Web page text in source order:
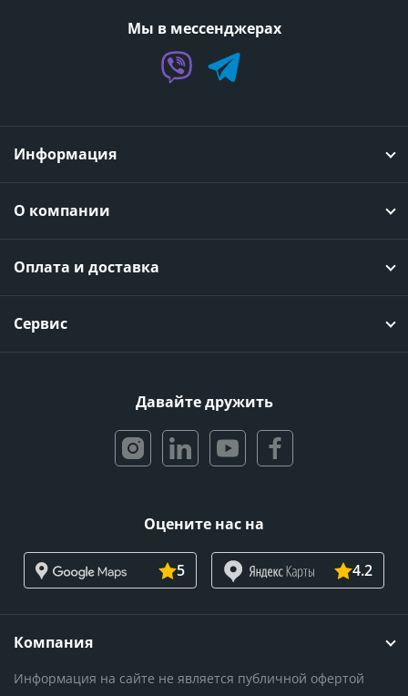
Мы в мессенджерах
Информация
О компании
Оплата и доставка
Сервис
Давайте дружить
Оцените нас на
5 4.2
Компания
Информация на сайте не является публичной офертой